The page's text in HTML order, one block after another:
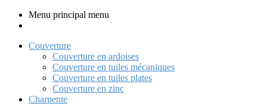
Menu principal menu
Couverture
Couverture en ardoises
Couverture en tuiles mécaniques
Couverture en tuiles plates
Couverture en zinc
Charpente